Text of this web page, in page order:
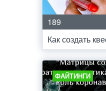
189
Как создать
ФАЙТИНГИ